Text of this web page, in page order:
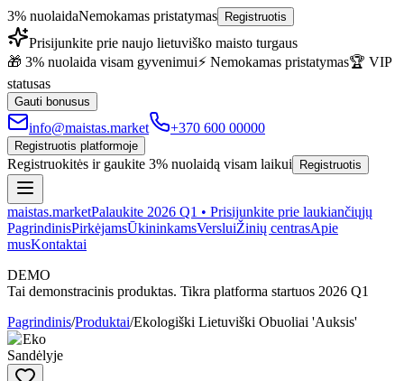
3% nuolaidaNemokamas pristatymas Registruotis
Prisijunkite prie naujo lietuviško maisto turgaus
🎁 3% nuolaida visam gyvenimui⚡ Nemokamas pristatymas🏆 VIP
statusas
Gauti bonusus
info@maistas.market +370 600 00000
Registruotis platformoje
Registruokitės ir gaukite 3% nuolaidą visam laikui Registruotis
maistas.marketPalaukite 2026 Q1 • Prisijunkite prie laukiančiųjų
PagrindinisPirkėjamsŪkininkamsVersluiŽinių centrasApie
musKontaktai
DEMO
Tai demonstracinis produktas. Tikra platforma startuos 2026 Q1
Pagrindinis/Produktai/Ekologiški Lietuviški Obuoliai 'Auksis'
✓ Eko
Sandėlyje